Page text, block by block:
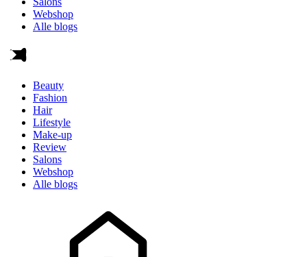
Webshop
Alle blogs
Beauty
Fashion
Hair
Lifestyle
Make-up
Review
Salons
Webshop
Alle blogs